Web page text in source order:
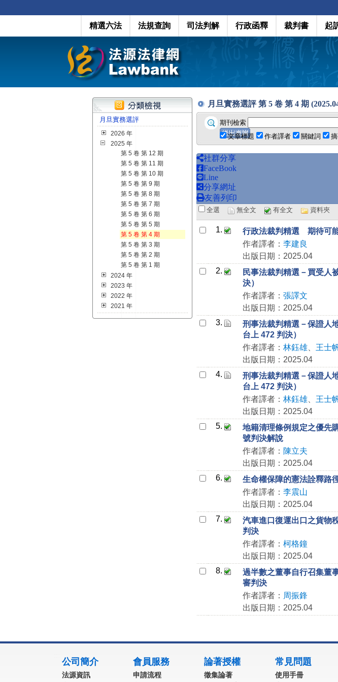
精選六法 法規查詢 司法判解 行政函釋 裁判書 起
月旦實務選評
2026 年
2025 年
第 5 卷 第 12 期
第 5 卷 第 11 期
第 5 卷 第 10 期
第 5 卷 第 9 期
第 5 卷 第 8 期
第 5 卷 第 7 期
第 5 卷 第 6 期
第 5 卷 第 5 期
第 5 卷 第 4 期
第 5 卷 第 3 期
第 5 卷 第 2 期
第 5 卷 第 1 期
2024 年
2023 年
2022 年
2021 年
月旦實務選評 第 5 卷 第 4 期
期刊檢索
文章標題
作者譯者 關鍵詞
社群分享
FaceBook
Line
分享網址
友善列印
全選 無全文 有全文 資料夾
1.
行政法裁判精選 期待可
作者譯者： 李建良
出版日期：2025.04
2.
民事法裁判精選－買受人
決）
作者譯者： 張譯文
出版日期：2025.04
3.
刑事法裁判精選－保證人
台上 472 判決）
作者譯者： 林鈺雄、 王士
出版日期：2025.04
4.
刑事法裁判精選－保證人
台上 472 判決）
作者譯者： 林鈺雄、 王士
出版日期：2025.04
5.
地籍清理條例規定之優先
號判決解說
作者譯者： 陳立夫
出版日期：2025.04
6.
生命權保障的憲法詮釋路
作者譯者： 李震山
出版日期：2025.04
7.
汽車進口復運出口之貨物
判決
作者譯者： 柯格鐘
出版日期：2025.04
8.
過半數之董事自行召集董
審判決
作者譯者： 周振鋒
出版日期：2025.04
公司簡介
法源資訊
會員服務
申請流程
論著授權
徵集論著
常見問題
使用手冊